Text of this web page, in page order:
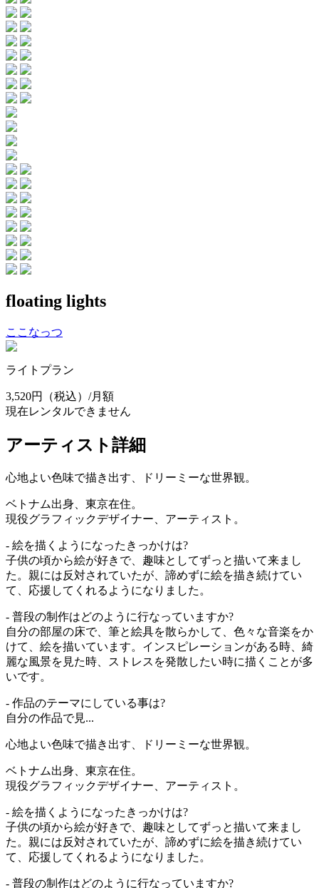
floating lights
ここなっつ
ライトプラン
3,520円
（税込）/月額
現在レンタルできません
アーティスト詳細
心地よい色味で描き出す、ドリーミーな世界観。
ベトナム出身、東京在住。
現役グラフィックデザイナー、アーティスト。
- 絵を描くようになったきっかけは?
子供の頃から絵が好きで、趣味としてずっと描いて来まし
た。親には反対されていたが、諦めずに絵を描き続けてい
て、応援してくれるようになりました。
- 普段の制作はどのように行なっていますか?
自分の部屋の床で、筆と絵具を散らかして、色々な音楽をか
けて、絵を描いています。インスピレーションがある時、綺
麗な風景を見た時、ストレスを発散したい時に描くことが多
いです。
- 作品のテーマにしている事は?
自分の作品で見...
心地よい色味で描き出す、ドリーミーな世界観。
ベトナム出身、東京在住。
現役グラフィックデザイナー、アーティスト。
- 絵を描くようになったきっかけは?
子供の頃から絵が好きで、趣味としてずっと描いて来まし
た。親には反対されていたが、諦めずに絵を描き続けてい
て、応援してくれるようになりました。
- 普段の制作はどのように行なっていますか?